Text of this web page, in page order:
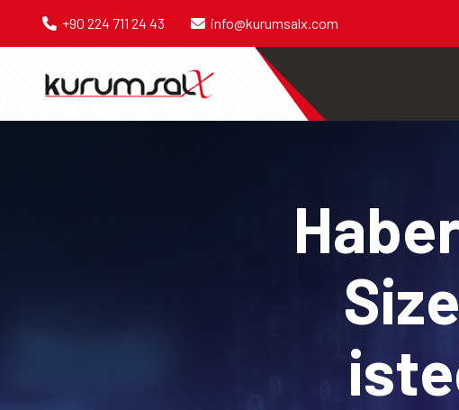
+90 224 711 24 43 info@kurumsalx.com
Haber